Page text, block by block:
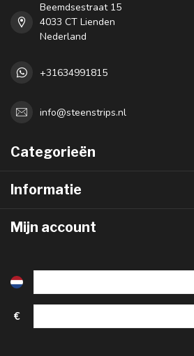
Beemdsestraat 15
4033 CT Lienden
Nederland
+31634991815
info@steenstrips.nl
Categorieën
Informatie
Mijn account
€